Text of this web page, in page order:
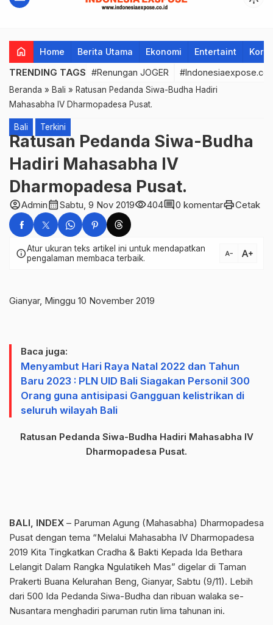
home Home Berita Utama Ekonomi Entertaint
TRENDING TAGS #Renungan JOGER
Beranda » Bali » Ratusan Pedanda Siwa-Budha Hadiri
Mahasabha IV Dharmopadesa Pusat.
Bali Terkini
Ratusan Pedanda Siwa-Budha
Hadiri Mahasabha IV
Dharmopadesa Pusat.
account_circleAdmincalendar_monthSabtu, 9 Nov 2019visibility404comment0 komentarprintCetak
infoAtur ukuran teks artikel ini untuk mendapatkan
pengalaman membaca terbaik.
text_decrease text_increase
Gianyar, Minggu 10 November 2019
Baca juga:
Menyambut Hari Raya Natal 2022 dan Tahun
Baru 2023 : PLN UID Bali Siagakan Personil 300
Orang guna antisipasi Gangguan kelistrikan di
seluruh wilayah Bali
Ratusan Pedanda Siwa-Budha Hadiri Mahasabha IV
Dharmopadesa Pusat.
BALI, INDEX – Paruman Agung (Mahasabha) Dharmopadesa
Pusat dengan tema “Melalui Mahasabha IV Dharmopadesa
2019 Kita Tingkatkan Cradha & Bakti Kepada Ida Bethara
Lelangit Dalam Rangka Ngulatikeh Mas” digelar di Taman
Prakerti Buana Kelurahan Beng, Gianyar, Sabtu (9/11). Lebih
dari 500 Ida Pedanda Siwa-Budha dan ribuan walaka se-
Nusantara menghadiri paruman rutin lima tahunan ini.